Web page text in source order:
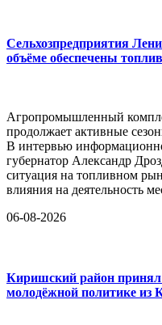
Сельхозпредприятия
объёме обеспечены
Агропромышленный
продолжает активные
В интервью
губернатор Александр
ситуация на топливном
влияния на деятельность
06-08-2026
Киришский район принял
молодёжной политике из